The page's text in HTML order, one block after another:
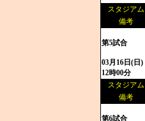
スタジアム
備考
第5試合
03月16日(日)
12時00分
スタジアム
備考
第6試合